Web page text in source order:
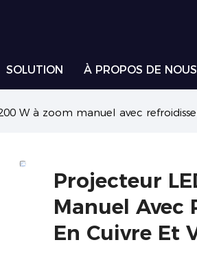
SOLUTION À PROPOS DE NOUS
W à zoom manuel avec
Projecteur
Manuel Avec
En Cuivre Et